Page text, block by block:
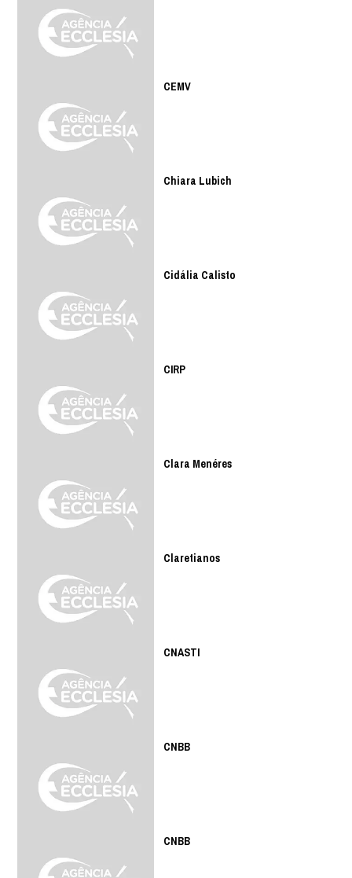
CEMV
Chiara Lubich
Cidália Calisto
CIRP
Clara Menéres
Claretianos
CNASTI
CNBB
CNBB